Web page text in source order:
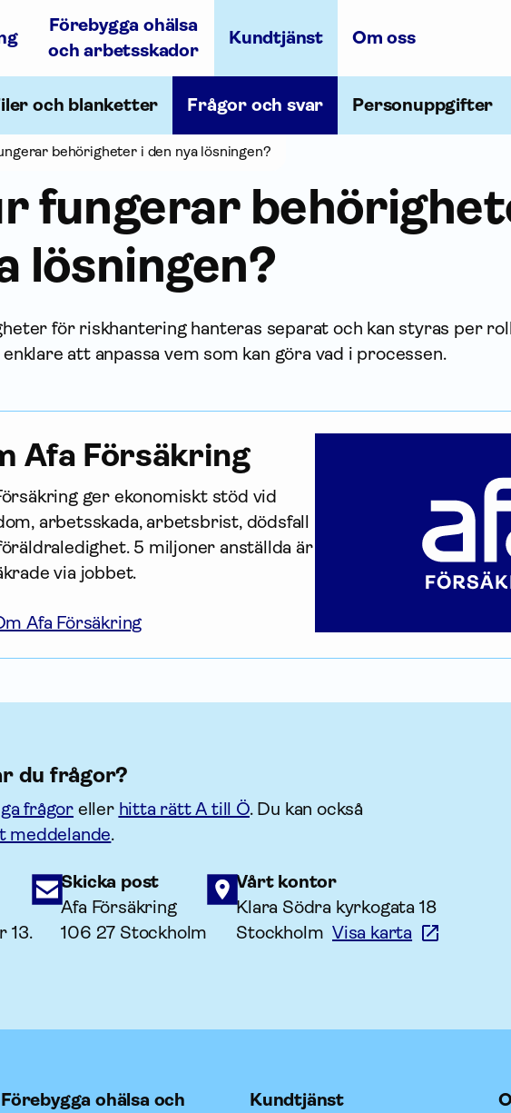
Förebygga ohälsa
och arbetsskador
Kundtjänst Om oss
och blanketter Frågor och svar Personuppgifter
behörigheter i den nya lösningen?
fungerar
lösningen?
för risk­hantering hanteras separat och kan styras per
att anpassa vem som kan göra vad i processen.
Afa För­säkring
ger ekonomiskt stöd vid
arbetsskada, arbetsbrist, dödsfall
5 miljoner anställda är
via jobbet.
Afa Försäkring
du frågor?
frågor eller hitta rätt A till Ö. Du kan också
meddelande.
13.
Skicka post
Afa Försäkring
106 27 Stockholm
Vårt kontor
Klara Södra kyrkogata 18
StockholmVisa karta
Förebygga ohälsa och
Kundtjänst